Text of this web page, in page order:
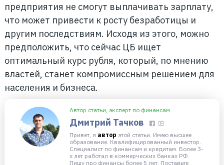
предприятия не смогут выплачивать зарплату,
что может привести к росту безработицы и
другим последствиям. Исходя из этого, можно
предположить, что сейчас ЦБ ищет
оптимальный курс рубля, который, по мнению
властей, станет компромиссным решением для
населения и бизнеса.
Автор статьи, эксперт по финансам
Дмитрий Тачков
Привет, я автор этой статьи. Имею высшее
образование. Квалифицированный инвестор.
Специалист по финансам и кредитам. Более 3-
х лет работал в коммерческих банках РФ.
Пишу про финансы более 5 лет. Поставьте